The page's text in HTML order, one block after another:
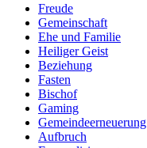
Freude
Gemeinschaft
Ehe und Familie
Heiliger Geist
Beziehung
Fasten
Bischof
Gaming
Gemeindeerneuerung
Aufbruch